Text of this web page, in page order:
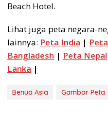
Beach Hotel.
Lihat juga peta negara-
lainnya: Peta India |
Bangladesh | Peta Nepal
Lanka |
Benua Asia Gambar Peta